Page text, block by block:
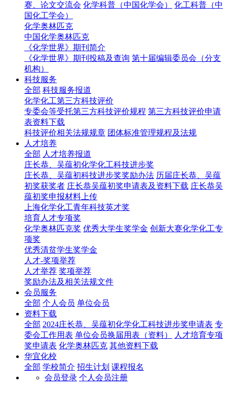
赛、论文交流会 化学科普（中国化学会）
化工科普（中
国化工学会）
化学奥林匹克
中国化学奥林匹克
《化学世界》期刊简介
《化学世界》期刊投稿及查询 第十届编辑委员会（分支
机构）
科技服务
全部 科技服务报道
化学化工第三方科技评价
专委会等受托第三方科技评价规程 第三方科技评价申请
表资料下载
科技评价相关法规规章 团体标准管理规程及法规
人才培养
全部 人才培养报道
庄长恭、吴蕴初化学化工科技进步奖
庄长恭、吴蕴初科技进步奖奖励办法 历届庄长恭、吴蕴
初奖获奖者 庄长恭吴蕴初奖申请表及资料下载 庄长恭吴
蕴初奖申报材料上传
上海化学化工青年科技英才奖
培育人才专项奖
化学奥林匹克奖 优秀大学生奖学金 创新大赛化学化工专
项奖
优秀清贫学生奖学金
人才-奖项举荐
人才举荐 奖项举荐
奖励办法及相关法规文件
会员服务
全部 个人会员 单位会员
资料下载
全部 2024庄长恭、吴蕴初化学化工科技进步奖申请表 专
委会工作用表 单位会员换届用表（资料）
人才培育专项
奖申请表 化学奥林匹克 其他资料下载
华宜化校
全部 学校简介 招生计划 课程报名
会员登录 个人会员注册